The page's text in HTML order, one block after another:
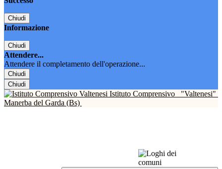
Chiudi
Informazione
Chiudi
Attendere...
Attendere il completamento dell'operazione...
Chiudi
Chiudi
Istituto Comprensivo
"Valtenesi"
Manerba del Garda (Bs)